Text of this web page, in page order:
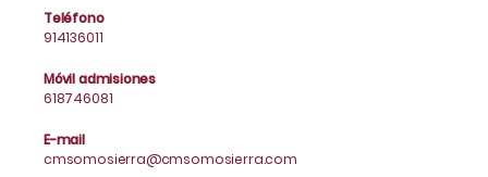
Teléfono
914136011
Móvil admisiones
618746081
E-mail
cmsomosierra@cmsomosierra.com